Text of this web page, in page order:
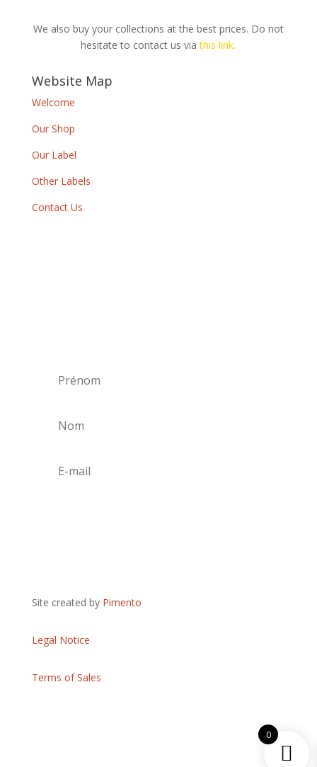
We also buy your collections at the best prices. Do not
hesitate to contact us viathis link.
Website Map
Welcome
Our Shop
Our Label
Other Labels
Contact Us
Site created by Pimento
Legal Notice
Terms of Sales
0